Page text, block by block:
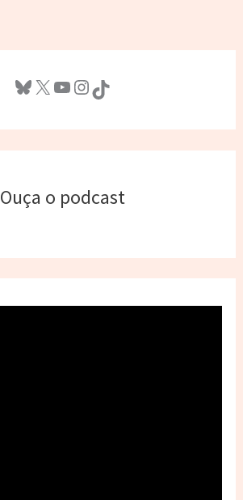
Bluesky X Youtube InstagramTikTok
Ouça o podcast